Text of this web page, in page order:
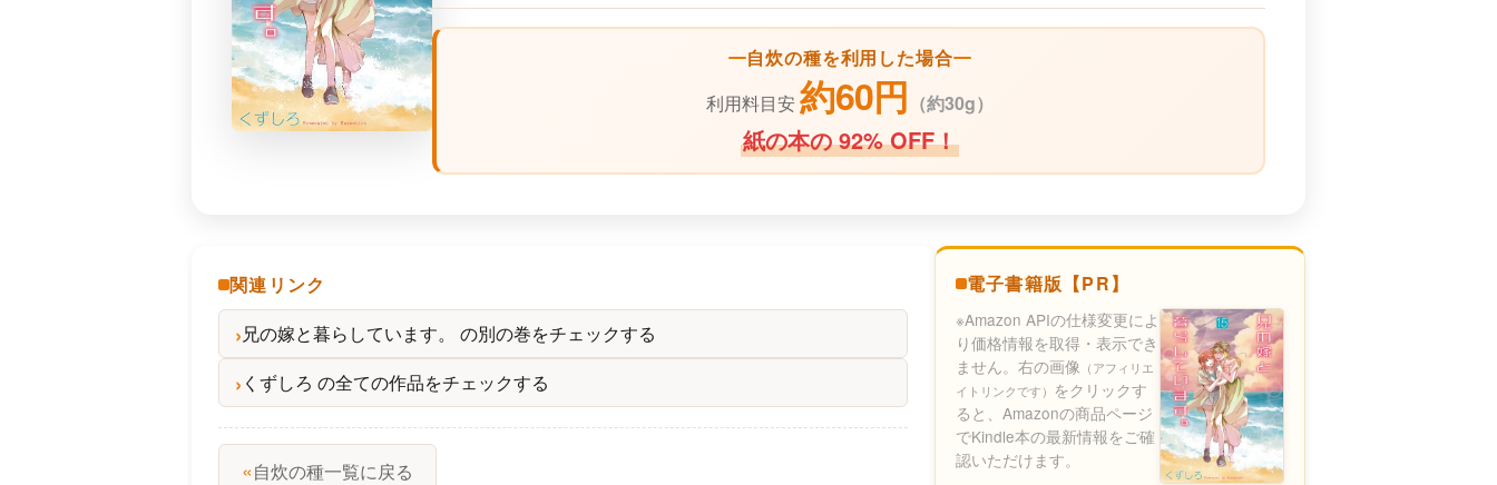
自炊の種を利用した場合
利用料目安約60円 （約30g）
紙の本の 92% OFF！
関連リンク
兄の嫁と暮らしています。 の別の巻をチェックする
くずしろ の全ての作品をチェックする
«自炊の種一覧に戻る
電子書籍版【PR】
※Amazon APIの仕様変更によ
り価格情報を取得・表示でき
ません。右の画像 （アフィリエ
イトリンクです） をクリックす
ると、Amazonの商品ページ
でKindle本の最新情報をご確
認いただけます。